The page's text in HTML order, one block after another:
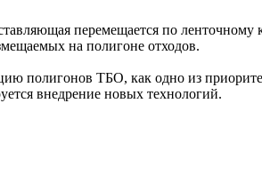
перемещается по ленточному
на полигоне отходов.
полигонов ТБО, как одно из
внедрение новых технологий.